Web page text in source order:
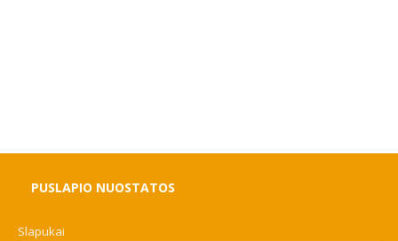
PUSLAPIO NUOSTATOS
Slapukai